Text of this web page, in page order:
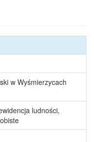
w Wyśmierzycach
ludności,